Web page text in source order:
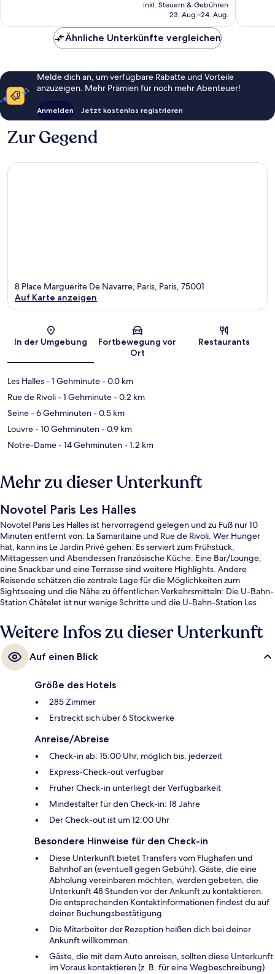
beträgt
inkl. Steuern & Gebühren
23. Aug.–24. Aug.
Ähnliche Unterkünfte vergleichen
Melde dich an, um verfügbare Rabatte und Vorteile
anzuzeigen. Mehr Prämien für noch mehr Abenteuer!
Anmelden Jetzt kostenlos registrieren
Zur Gegend
Karte
8 Place Marguerite De Navarre, Paris, Paris, 75001
Auf Karte anzeigen
In der Umgebung
Fortbewegung vor
Ort
Restaurants
Les Halles- 1 Gehminute- 0.0 km
Rue de Rivoli- 1 Gehminute- 0.2 km
Seine- 6 Gehminuten- 0.5 km
Louvre- 10 Gehminuten- 0.9 km
Notre-Dame- 14 Gehminuten- 1.2 km
Mehr zu dieser Unterkunft
Novotel Paris Les Halles
Novotel Paris Les Halles ist hervorragend gelegen und zu Fuß nur 10
Minuten entfernt von: La Samaritaine und Rue de Rivoli. Wer Hunger
hat, kann ins Le Jardin Privé gehen: Es serviert zum Frühstück,
Mittagessen und Abendessen französische Küche. Eine Bar/Lounge,
eine Snackbar und eine Terrasse sind weitere Highlights. Andere
Reisende schätzen die zentrale Lage für die Möglichkeiten zum
Sightseeing und die Nähe zu öffentlichen Verkehrsmitteln: Die U-Bahn-
Station Châtelet ist nur wenige Schritte und die U-Bahn-Station Les
Weitere Infos zu dieser Unterkunft
Auf einen Blick
Größe des Hotels
285 Zimmer
Erstreckt sich über 6 Stockwerke
Anreise/Abreise
Check-in ab: 15:00 Uhr, möglich bis: jederzeit
Express-Check-out verfügbar
Früher Check-in unterliegt der Verfügbarkeit
Mindestalter für den Check-in: 18 Jahre
Der Check-out ist um 12:00 Uhr
Besondere Hinweise für den Check-in
Diese Unterkunft bietet Transfers vom Flughafen und
Bahnhof an (eventuell gegen Gebühr). Gäste, die eine
Abholung vereinbaren möchten, werden gebeten, die
Unterkunft 48 Stunden vor der Ankunft zu kontaktieren.
Die entsprechenden Kontaktinformationen findest du auf
deiner Buchungsbestätigung.
Die Mitarbeiter der Rezeption heißen dich bei deiner
Ankunft willkommen.
Gäste, die mit dem Auto anreisen, sollten diese Unterkunft
im Voraus kontaktieren (z. B. für eine Wegbeschreibung)